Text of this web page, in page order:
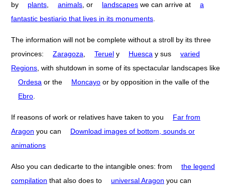
by
plants animals , or landscapes we can arrive at
a
fantastic bestiario that lives in its monuments
The information will not be complete without a stroll by its three
provinces:
Zaragoza Teruel y Huesca y sus
varied
Regions , with shutdown in some of its spectacular landscapes like
Ordesa or the Moncayo or by opposition in the valle of the
Ebro
If reasons of work or relatives have taken to you
Far from
Aragon you can
Download images of bottom, sounds or
animations
Also you can dedicarte to the intangible ones: from
the legend
compilation that also does to universal Aragon you can